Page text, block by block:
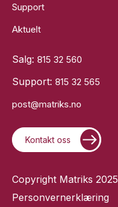
Support
Aktuelt
Salg: 815 32 560
Support: 815 32 565
post@matriks.no
Kontakt oss
Copyright Matriks 2025
Personvernerklæring